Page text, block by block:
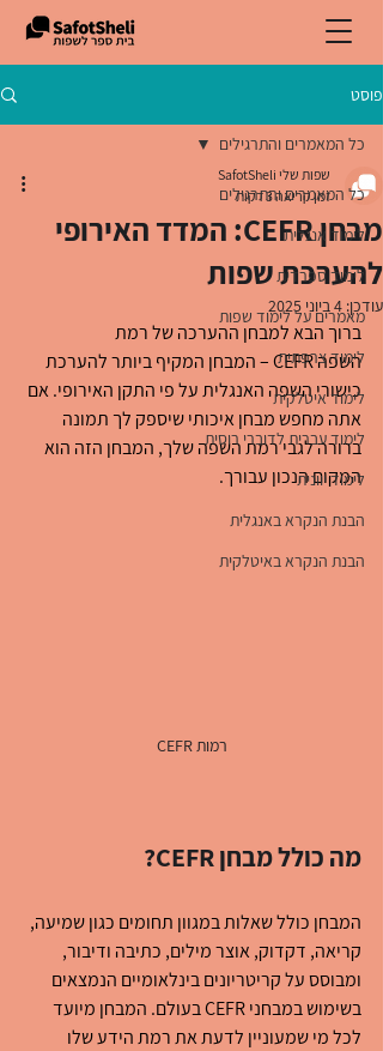
פוסט
כל המאמרים והתרגילים
לימוד אנגלית
לימוד ספרדית
מאמרים על לימוד שפות
לימוד צרפתית
לימוד איטלקית
לימוד עברית לדוברי רוסית
לימוד יוונית
הבנת הנקרא באנגלית
הבנת הנקרא באיטלקית
כל המאמרים והתרגילים
מבחן CEFR: המדד האירופי
להערכת שפות
שפות שלי SafotSheli
זמן קריאה 3 דקות
עודכן: 4 ביוני 2025
ברוך הבא למבחן ההערכה של רמת
השפה CEFR – המבחן המקיף ביותר להערכת
כישורי השפה האנגלית על פי התקן האירופי. אם
אתה מחפש מבחן איכותי שיספק לך תמונה
ברורה לגבי רמת השפה שלך, המבחן הזה הוא
המקום הנכון עבורך.
רמות CEFR
מה כולל מבחן CEFR?
המבחן כולל שאלות במגוון תחומים כגון שמיעה,
קריאה, דקדוק, אוצר מילים, כתיבה ודיבור,
ומבוסס על קריטריונים בינלאומיים הנמצאים
בשימוש במבחני CEFR בעולם. המבחן מיועד
לכל מי שמעוניין לדעת את רמת הידע שלו